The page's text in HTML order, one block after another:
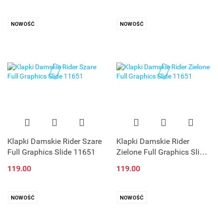
NOWOŚĆ
Klapki Damskie Rider Szare
Full Graphics Slide 11651
119.00
NOWOŚĆ
Klapki Damskie Rider
Zielone Full Graphics Slide
119.00
NOWOŚĆ NOWOŚĆ